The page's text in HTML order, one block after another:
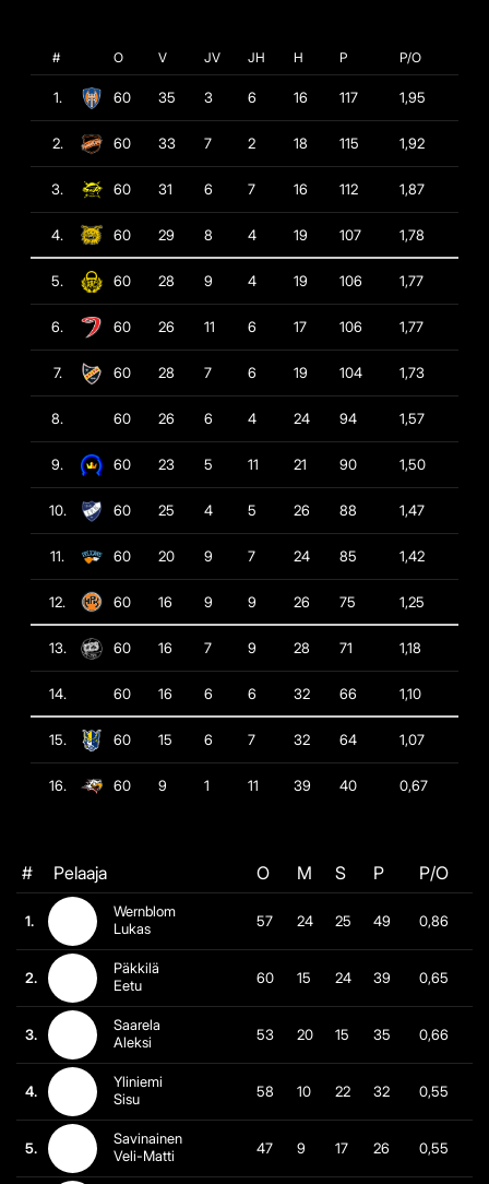
# O V JV JH H P P/O
1. 60 35 3 6 16 117 1,95
2. 60 33 7 2 18 115 1,92
3. 60 31 6 7 16 112 1,87
4. 60 29 8 4 19 107 1,78
5. 60 28 9 4 19 106 1,77
6. 60 26 11 6 17 106 1,77
7. 60 28 7 6 19 104 1,73
8. 60 26 6 4 24 94 1,57
9. 60 23 5 11 21 90 1,50
10. 60 25 4 5 26 88 1,47
11. 60 20 9 7 24 85 1,42
12. 60 16 9 9 26 75 1,25
13. 60 16 7 9 28 71 1,18
14. 60 16 6 6 32 66 1,10
15. 60 15 6 7 32 64 1,07
16. 60 9 1 11 39 40 0,67
# Pelaaja O M S P P/O
1.
Wernblom
Lukas
57 24 25 49 0,86
2.
Päkkilä
Eetu
60 15 24 39 0,65
3.
Saarela
Aleksi
53 20 15 35 0,66
4.
Yliniemi
Sisu
58 10 22 32 0,55
5.
Savinainen
Veli-Matti
47 9 17 26 0,55